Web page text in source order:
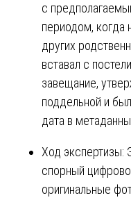
с
периодом, когда
других
вставал с
завещание,
поддельной и
дата в
Ход экспертизы:
спорный
оригинальные